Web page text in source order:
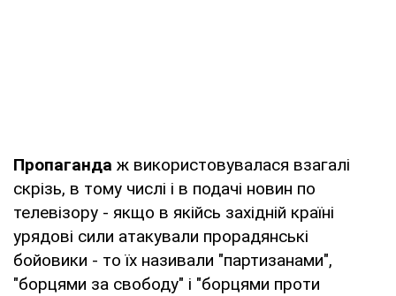
Пропаганда ж використовувалася взагалі
скрізь, в тому числі і в подачі новин по
телевізору - якщо в якійсь західній країні
урядові сили атакували прорадянські
бойовики - то їх називали "партизанами",
"борцями за свободу" і "борцями проти